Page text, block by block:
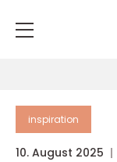
inspiration
10. August 2025